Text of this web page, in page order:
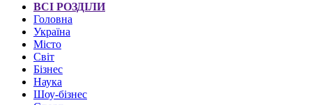
ВСІ РОЗДІЛИ
Головна
Україна
Місто
Світ
Бізнес
Наука
Шоу-бізнес